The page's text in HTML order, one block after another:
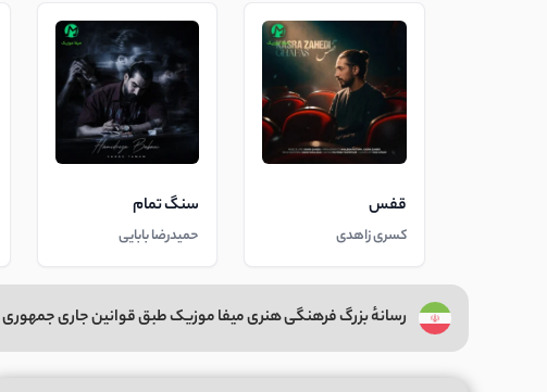
قفس
کسری زاهدی
سنگ تمام
حمیدرضا بابایی
رسانهٔ بزرگ فرهنگی هنری میفا موزیک طبق قوانین جاری جمهوری